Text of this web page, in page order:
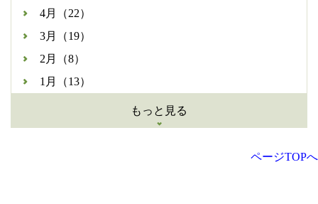
4月（22）
3月（19）
2月（8）
1月（13）
もっと見る
ページTOPへ